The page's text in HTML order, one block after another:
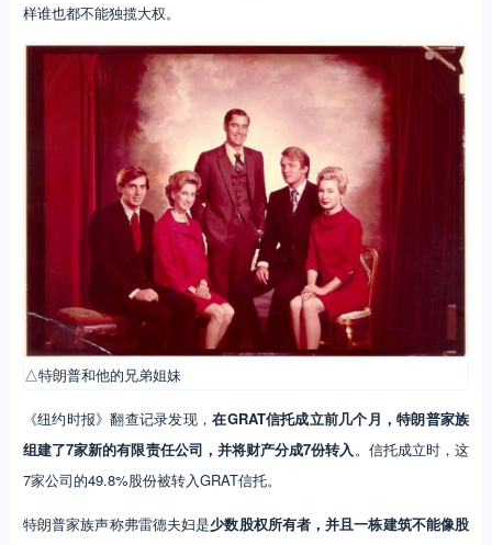
样谁也都不能独揽大权。
△特朗普和他的兄弟姐妹
《纽约时报》翻查记录发现，在GRAT信托成立前几个月，特朗普家族
组建了7家新的有限责任公司，并将财产分成7份转入。信托成立时，这
7家公司的49.8%股份被转入GRAT信托。
特朗普家族声称弗雷德夫妇是少数股权所有者，并且一栋建筑不能像股